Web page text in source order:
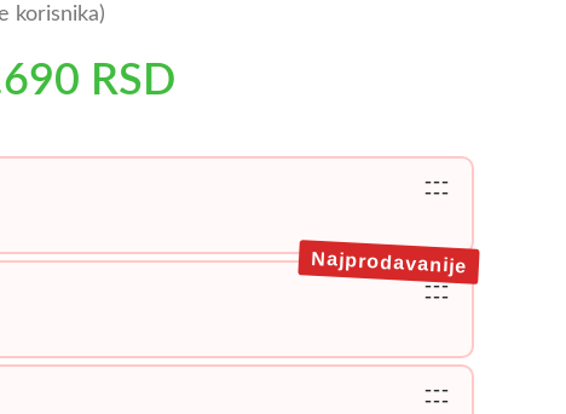
korisnika)
RSD
---
---
---
---
Najprodavanije
---
---